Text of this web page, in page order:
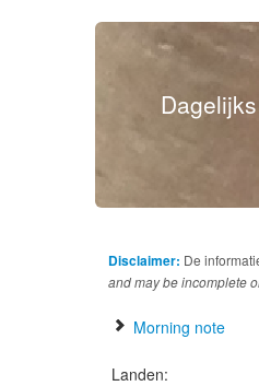
Disclaimer: De
and may be incomplete
Morning note
Landen: